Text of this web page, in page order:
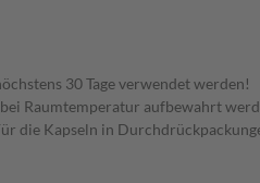
30 Tage verwendet werden!
Raumtemperatur aufbewahrt
die Kapseln in